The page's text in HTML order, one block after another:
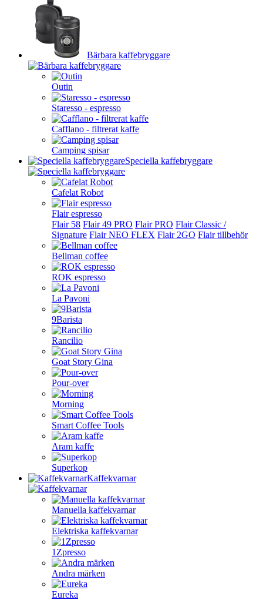
Bärbara kaffebryggare
Outin
Staresso - espresso
Cafflano - filtrerat kaffe
Camping spisar
Speciella kaffebryggare
Cafelat Robot
Flair espresso
Flair 58 Flair 49 PRO Flair PRO Flair Classic /
Signature Flair NEO FLEX Flair 2GO Flair tillbehör
Bellman coffee
ROK espresso
La Pavoni
9Barista
Rancilio
Goat Story Gina
Pour-over
Morning
Smart Coffee Tools
Aram kaffe
Superkop
Kaffekvarnar
Manuella kaffekvarnar
Elektriska kaffekvarnar
1Zpresso
Andra märken
Eureka